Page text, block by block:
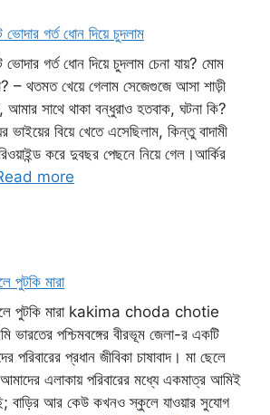
ভোদার গর্ত ধোন দিয়ে চুদলাম
ভোদার গর্ত ধোন দিয়ে চুদলাম চেনা যায়? মোম
– থতমত খেয়ে গেলাম সেজেগুজে আসা শাড়ী
আমার সাথে থাকা বন্ধুরাও হতবাক, ঘটনা কি?
ভাইয়ের বিয়ে খেতে এসেছিলাম, কিন্তু বাদামী
করে দুবছর পেছনে নিয়ে গেল।আর্কির
more
পুটকি মারা
খুলে পুটকি মারা kakima choda chotie
ভারতের পশ্চিমবঙ্গের বীরভূম জেলা-র একটি
পরিবারের প্রধান জীবিকা চাষাবাদ। মা ছেলে
এলাকায় পরিবারের মধ্যে একমাত্র আমিই
বাড়ির আর কেউ কখনও স্কুলে যাওয়ার সুযোগ